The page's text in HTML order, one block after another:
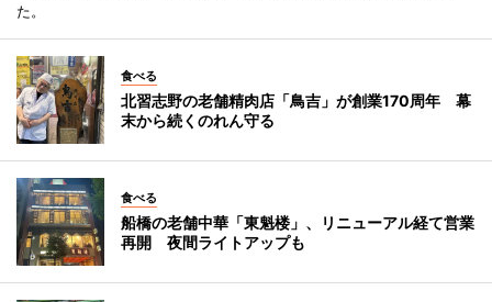
た。
食べる
北習志野の老舗精肉店「鳥吉」が創業170周年 幕
末から続くのれん守る
食べる
船橋の老舗中華「東魁楼」、リニューアル経て営業
再開 夜間ライトアップも